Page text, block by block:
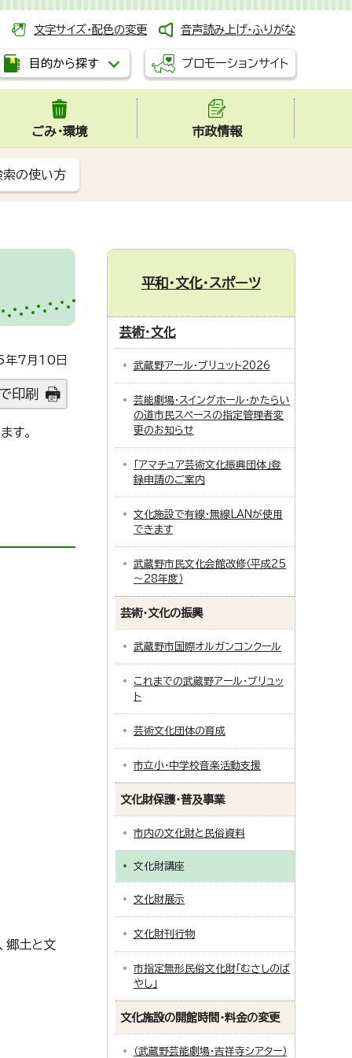
文字サイズ・配色の変更 音声読み上げ・ふりがな
目的から探す プロモーションサイト
ごみ・環境 市政情報
索の使い方
7月10日
印刷
す。
郷土と文
平和・文化・スポーツ
芸術・文化
武蔵野アール・ブリュット2026
芸能劇場・スイングホール・かたらい
の道市民スペースの指定管理者変
更のお知らせ
「アマチュア芸術文化振興団体」登
録申請のご案内
文化施設で有線・無線LANが使用
できます
武蔵野市民文化会館改修（平成25
～28年度）
芸術・文化の振興
武蔵野市国際オルガンコンクール
これまでの武蔵野アール・ブリュッ
ト
芸術文化団体の育成
市立小・中学校音楽活動支援
文化財保護・普及事業
市内の文化財と民俗資料
文化財講座
文化財展示
文化財刊行物
市指定無形民俗文化財「むさしのば
やし」
文化施設の開館時間・料金の変更
（武蔵野芸能劇場・吉祥寺シアター）